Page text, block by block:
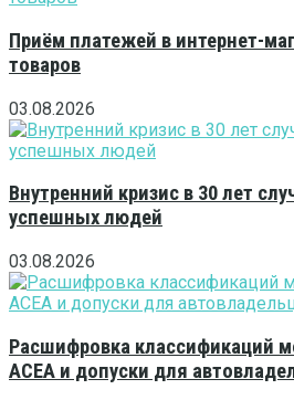
Приём платежей в интернет-
товаров
03.08.2026
Внутренний кризис в 30 лет
успешных людей
03.08.2026
Расшифровка классификаций
ACEA и допуски для